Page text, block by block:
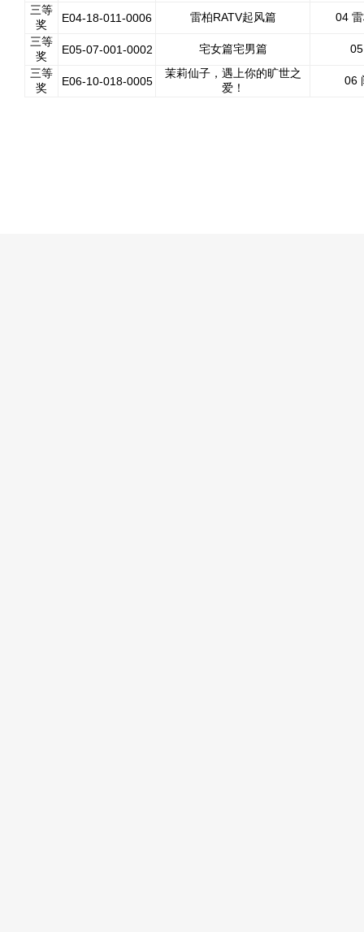
三等
奖
E04-18-011-0006 雷柏RATV起风篇
04
三等
奖
E05-07-001-0002 宅女篇宅男篇
三等
奖
E06-10-018-0005
茉莉仙子，遇上你的旷世之
爱！
06